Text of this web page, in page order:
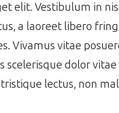
elit. Vestibulum in
a laoreet libero
Vivamus vitae
dolor
lectus, non